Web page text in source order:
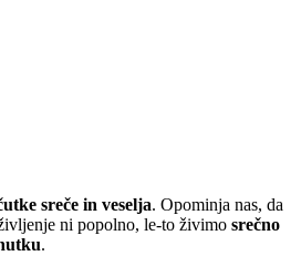
sreče in veselja. Opominja nas, da
ni popolno, le-to živimo srečno
.